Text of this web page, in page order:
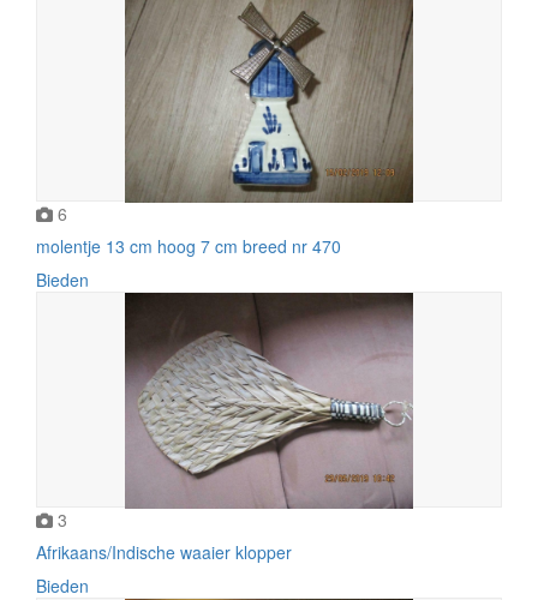
6
molentje 13 cm hoog 7 cm breed nr 470
Bieden
3
Afrikaans/Indische waaier klopper
Bieden